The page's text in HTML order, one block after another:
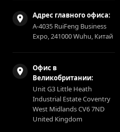
Адрес главного офиса:
A-4035 RuiFeng Business
Expo, 241000 Wuhu, Китай
Офис в
Великобритании:
Unit G3 Little Heath
Industrial Estate Coventry
West Midlands CV6 7ND
United Kingdom